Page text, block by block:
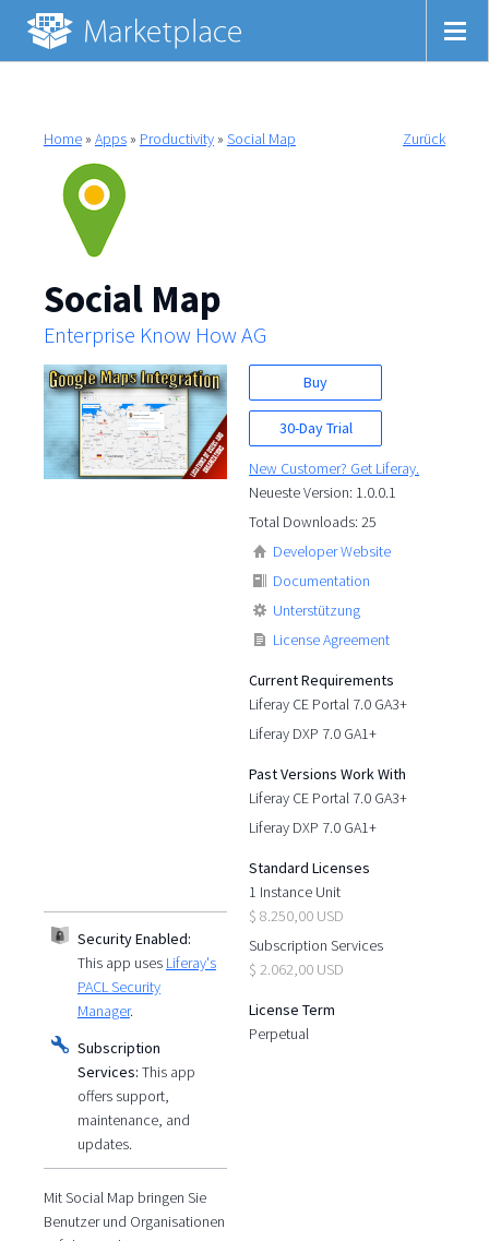
Home» Apps» Productivity» Social Map Zurück
Social Map
Enterprise Know How AG
Buy
30-Day Trial
New Customer? Get Liferay.
Neueste Version: 1.0.0.1
Total Downloads: 25
Developer Website
Documentation
Unterstützung
License Agreement
Current Requirements
Liferay CE Portal 7.0 GA3+
Liferay DXP 7.0 GA1+
Past Versions Work With
Liferay CE Portal 7.0 GA3+
Liferay DXP 7.0 GA1+
Standard Licenses
1 Instance Unit
$ 8.250,00 USD
Subscription Services
$ 2.062,00 USD
License Term
Perpetual
Security Enabled:
This app uses Liferay's
PACL Security
Manager.
Subscription
Services: This app
offers support,
maintenance, and
updates.
Mit Social Map bringen Sie
Benutzer und Organisationen